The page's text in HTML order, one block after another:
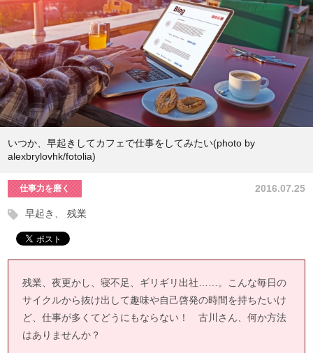
いつか、早起きしてカフェで仕事をしてみたい(photo by
alexbrylovhk/fotolia)
2016.07.25
仕事力を磨く
早起き 残業
残業、夜更かし、寝不足、ギリギリ出社……。こんな毎日の
サイクルから抜け出して趣味や自己啓発の時間を持ちたいけ
ど、仕事が多くてどうにもならない！ 古川さん、何か方法
はありませんか？